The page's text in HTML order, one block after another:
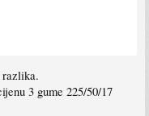
3 gume 225/50/17